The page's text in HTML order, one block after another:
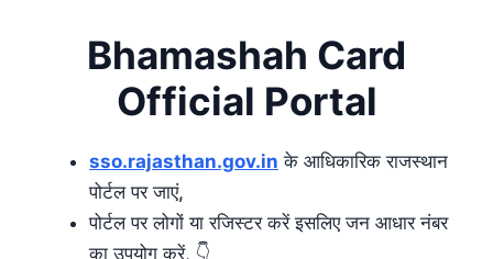
Bhamashah Card
Official Portal
sso.rajasthan.gov.in के आधिकारिक राजस्थान
पोर्टल पर जाएं,
पोर्टल पर लोगों या रजिस्टर करें इसलिए जन आधार नंबर
का उपयोग करें, 👇